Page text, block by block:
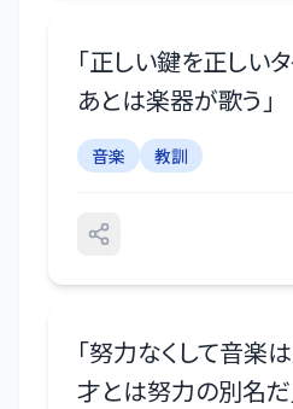
「正しい鍵を正しいタ
あとは楽器が歌う 」
音楽 教訓
「努力なくして音楽
才とは努力の別名だ